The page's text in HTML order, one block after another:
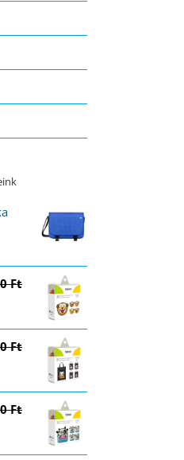
Ft
Ft
Ft